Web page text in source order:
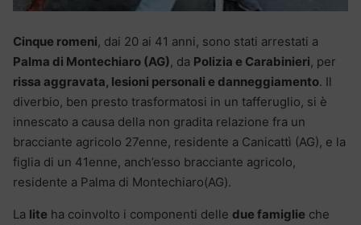
Cinque romeni, dai 20 ai 41 anni, sono stati arrestati a
Palma di Montechiaro (AG), da Polizia e Carabinieri, per
rissa aggravata, lesioni personali e danneggiamento. Il
diverbio, ben presto trasformatosi in un tafferuglio, si è
innescato a causa della non gradita relazione fra un
bracciante agricolo 27enne, residente a Canicattì (AG), e la
figlia di un 41enne, anch’esso bracciante agricolo,
residente a Palma di Montechiaro(AG).
La lite ha coinvolto i componenti delle due famiglie che